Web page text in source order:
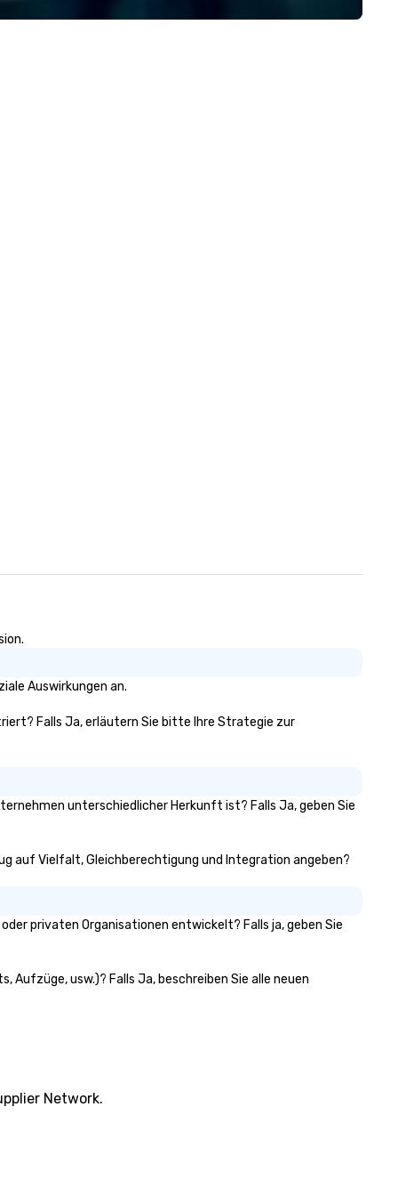
information at
Auswirkungen an.
Falls Ja, erläutern Sie bitte Ihre Strategie zur
unterschiedlicher Herkunft ist? Falls Ja, geben Sie
auf Vielfalt, Gleichberechtigung und Integration angeben?
privaten Organisationen entwickelt? Falls ja, geben Sie
usw.)? Falls Ja, beschreiben Sie alle neuen
Network.